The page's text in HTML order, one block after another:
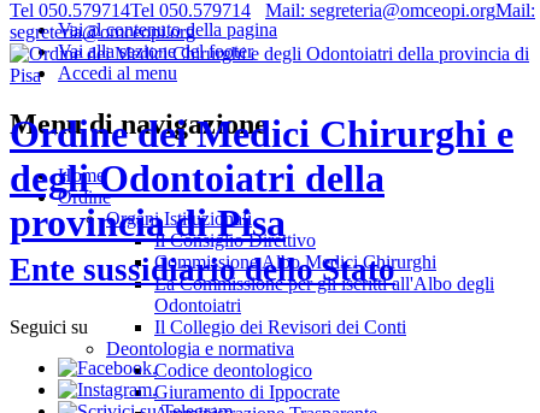
Vai al contenuto della pagina
Vai alla sezione del footer
Accedi al menu
Tel 050.579714Tel 050.579714 Mail: segreteria@omceopi.orgMail:
segreteria@omceopi.org
Ordine dei Medici Chirurghi e
degli Odontoiatri della
provincia di Pisa
Ente sussidiario dello Stato
Seguici su
.
.
Menu di navigazione
Home
Ordine
Organi Istituzionali
Il Consiglio Direttivo
Commissione Albo Medici Chirurghi
La Commissione per gli iscritti all'Albo degli
Odontoiatri
Il Collegio dei Revisori dei Conti
Deontologia e normativa
Codice deontologico
Giuramento di Ippocrate